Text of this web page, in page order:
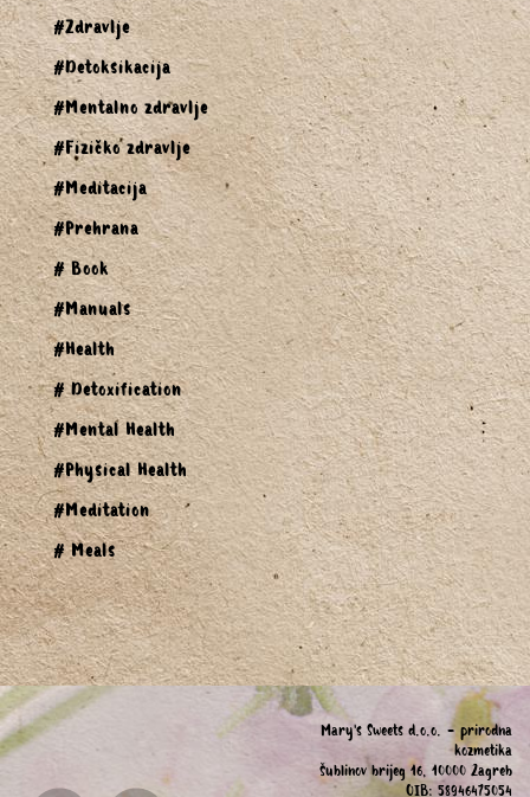
#Zdravlje
#Detoksikacija
#Mentalno zdravlje
#Fizičko zdravlje
#Meditacija
#Prehrana
# Book
#Manuals
#Health
# Detoxification
#Mental Health
#Physical Health
#Meditation
# Meals
Mary's Sweets d.o.o. - prirodna
kozmetika
Šublinov brijeg 16, 10000 Zagreb
OIB: 58946475054